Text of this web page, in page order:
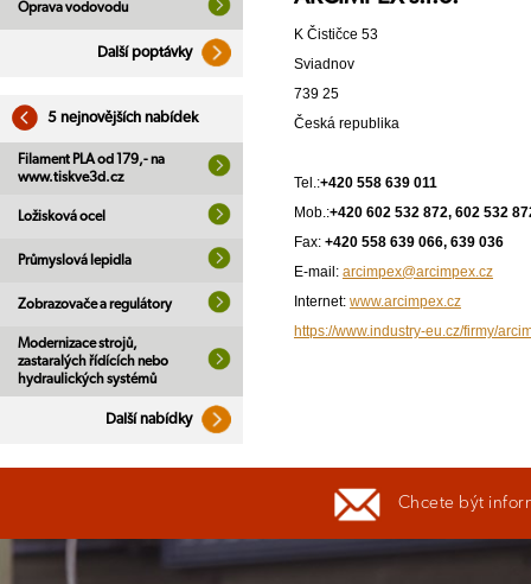
Oprava vodovodu
Další poptávky
5 nejnovějších nabídek
Filament PLA od 179,- na
www.tiskve3d.cz
Ložisková ocel
Průmyslová lepidla
Zobrazovače a regulátory
Modernizace strojů,
zastaralých řídících nebo
hydraulických systémů
Další nabídky
K Čističce 53
Sviadnov
739 25
Česká republika
Tel.:+420 558 639 011
Mob.:+420 602 532 872, 602 532
Fax: +420 558 639 066, 639 036
E-mail: arcimpex@arcimpex.cz
Internet: www.arcimpex.cz
https://www.industry-eu.cz/firmy/
Chcete být